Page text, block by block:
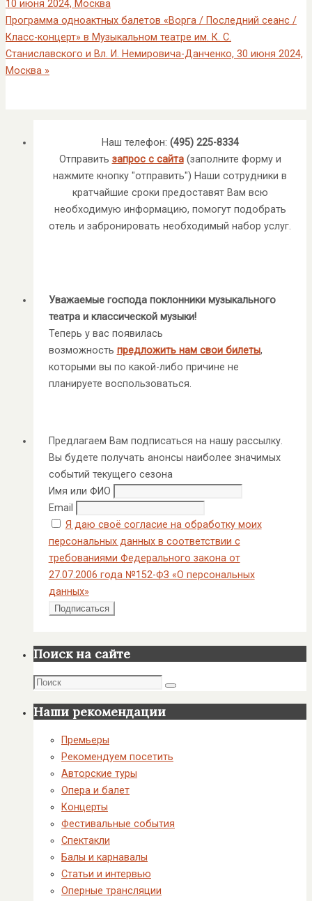
10 июня 2024, Москва
Программа одноактных балетов «Ворга / Последний сеанс /
Класс-концерт» в Музыкальном театре им. К. С.
Станиславского и Вл. И. Немировича-Данченко, 30 июня 2024,
Москва »
Наш телефон: (495) 225-8334
Отправить запрос с сайта(заполните форму и
нажмите кнопку "отправить") Наши сотрудники в
кратчайшие сроки предоставят Вам всю
необходимую информацию, помогут подобрать
отель и забронировать необходимый набор услуг.
Уважаемые господа поклонники музыкального
театра и классической музыки!
Теперь у вас появилась
возможность предложить нам свои билеты,
которыми вы по какой-либо причине не
планируете воспользоваться.
Предлагаем Вам подписаться на нашу рассылку.
Вы будете получать анонсы наиболее значимых
событий текущего сезона
Имя или ФИО
Email
Я даю своё согласие на обработку моих
персональных данных в соответствии с
требованиями Федерального закона от
27.07.2006 года №152-ФЗ «О персональных
данных»
Поиск на сайте
Поиск
Поиск
Наши рекомендации
Премьеры
Рекомендуем посетить
Авторские туры
Опера и балет
Концерты
Фестивальные события
Спектакли
Балы и карнавалы
Статьи и интервью
Оперные трансляции